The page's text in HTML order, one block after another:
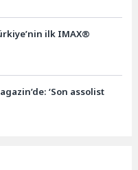
ilk IMAX®
‘Son assolist